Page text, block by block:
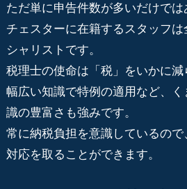
ただ単に申告件数が多いだけでは
チェスターに在籍するスタッフ
シャリストです。
税理士の使命は「税」をいかに減
幅広い知識で特例の適用など、
識の豊富さも強みです。
常に納税負担を意識しているの
対応を取ることができます。